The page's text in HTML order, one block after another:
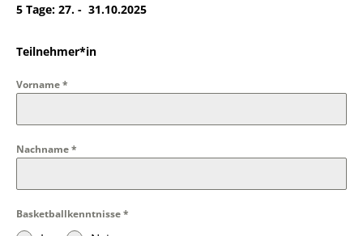
5 Tage: 27. - 31.10.2025
Teilnehmer*in
Vorname*
Nachname*
Basketballkenntnisse*